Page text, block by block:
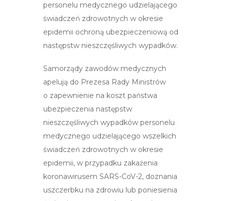
personelu medycznego udzielającego
świadczeń zdrowotnych w okresie
epidemii ochroną ubezpieczeniową od
następstw nieszczęśliwych wypadków.
Samorządy zawodów medycznych
apelują do Prezesa Rady Ministrów
o zapewnienie na koszt państwa
ubezpieczenia następstw
nieszczęśliwych wypadków personelu
medycznego udzielającego wszelkich
świadczeń zdrowotnych w okresie
epidemii, w przypadku zakażenia
koronawirusem SARS-CoV-2, doznania
uszczerbku na zdrowiu lub poniesienia